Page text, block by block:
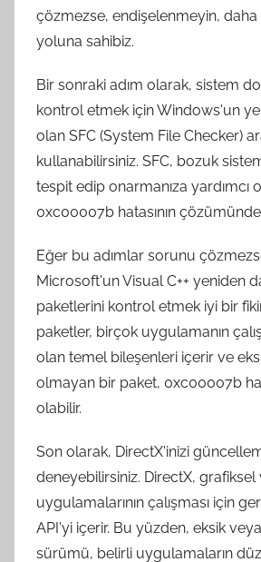
çözmezse, endişelenmeyin,
yoluna sahibiz.
Bir sonraki adım olarak, sistem
kontrol etmek için Windows'un
olan SFC (System File Checker)
kullanabilirsiniz. SFC, bozuk
tespit edip onarmanıza yardımcı
0xc00007b hatasının
Eğer bu adımlar sorunu
Microsoft'un Visual C++ yeniden
paketlerini kontrol etmek iyi bir
paketler, birçok uygulamanın
olan temel bileşenleri içerir ve
olmayan bir paket, 0xc00007b
olabilir.
Son olarak, DirectX'inizi
deneyebilirsiniz. DirectX,
uygulamalarının çalışması için
API'yi içerir. Bu yüzden, eksik
sürümü, belirli uygulamaların